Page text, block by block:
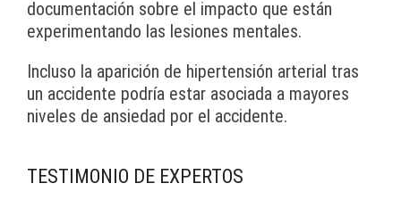
documentación sobre el impacto que están
experimentando las lesiones mentales.
Incluso la aparición de hipertensión arterial tras
un accidente podría estar asociada a mayores
niveles de ansiedad por el accidente.
TESTIMONIO DE EXPERTOS